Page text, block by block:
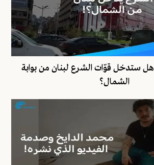
هل ستدخل قوّات الشرع لبنان من بوابة
الشمال؟